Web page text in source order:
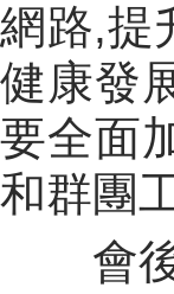
網路,提
健康發
要全面
和群團
會